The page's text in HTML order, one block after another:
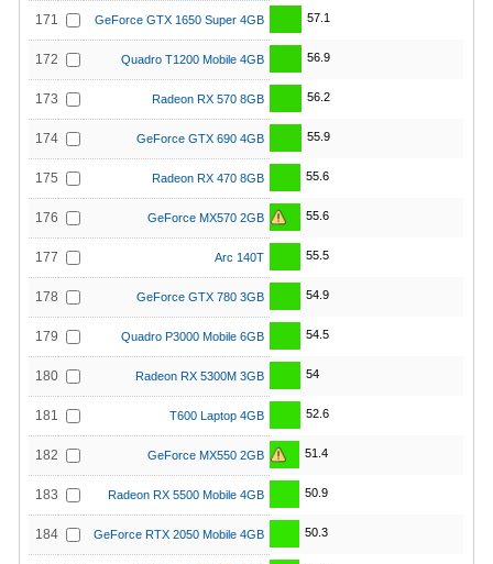
171 GeForce GTX 1650 Super 4GB 57.1
172 Quadro T1200 Mobile 4GB 56.9
173 Radeon RX 570 8GB 56.2
174 GeForce GTX 690 4GB 55.9
175 Radeon RX 470 8GB 55.6
176 GeForce MX570 2GB 55.6
177 Arc 140T 55.5
178 GeForce GTX 780 3GB 54.9
179 Quadro P3000 Mobile 6GB 54.5
180 Radeon RX 5300M 3GB 54
181 T600 Laptop 4GB 52.6
182 GeForce MX550 2GB 51.4
183 Radeon RX 5500 Mobile 4GB 50.9
184 GeForce RTX 2050 Mobile 4GB 50.3